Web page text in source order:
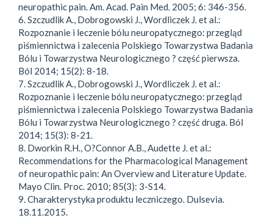
neuropathic pain. Am. Acad. Pain Med. 2005; 6: 346-356.
6. Szczudlik A., Dobrogowski J., Wordliczek J. et al.:
Rozpoznanie i leczenie bólu neuropatycznego: przegląd
piśmiennictwa i zalecenia Polskiego Towarzystwa Badania
Bólu i Towarzystwa Neurologicznego ? część pierwsza.
Ból 2014; 15(2): 8-18.
7. Szczudlik A., Dobrogowski J., Wordliczek J. et al.:
Rozpoznanie i leczenie bólu neuropatycznego: przegląd
piśmiennictwa i zalecenia Polskiego Towarzystwa Badania
Bólu i Towarzystwa Neurologicznego ? część druga. Ból
2014; 15(3): 8-21.
8. Dworkin R.H., O?Connor A.B., Audette J. et al.:
Recommendations for the Pharmacological Management
of neuropathic pain: An Overview and Literature Update.
Mayo Clin. Proc. 2010; 85(3): 3-S14.
9. Charakterystyka produktu leczniczego. Dulsevia.
18.11.2015.